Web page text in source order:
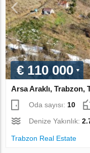
€ 110 000
Arsa Araklı,
Oda sayısı: 10
Denize Yakınlık:
Trabzon Real Estate